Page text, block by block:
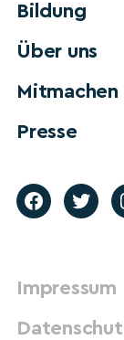
Bildung
Über uns
Mitmachen
Presse
Impressum